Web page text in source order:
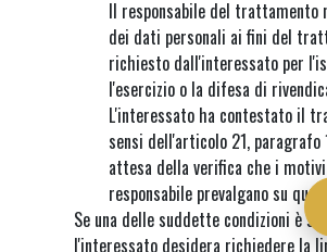
Il responsabile del trattamento
dei dati personali ai fini del
richiesto dall'interessato per
l'esercizio o la difesa di
L'interessato ha contestato il
sensi dell'articolo 21, paragrafo
attesa della verifica che i
responsabile prevalgano su
Se una delle suddette condizioni è
l'interessato desidera richiedere la